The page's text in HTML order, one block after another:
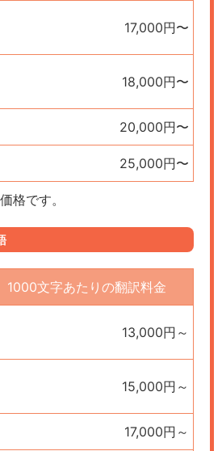
17,000円〜
18,000円〜
20,000円〜
25,000円〜
格です。
1000文字あたりの翻訳料金
13,000円～
15,000円～
17,000円～